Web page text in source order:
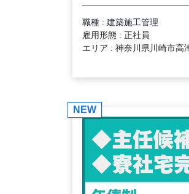
職種 : 建築施工管理
雇用形態 : 正社員
エリア : 神奈川県川崎市高
NEW